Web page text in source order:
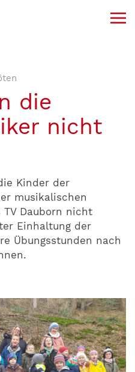
die
nicht
Kinder der
musikalischen
TV Dauborn nicht
Einhaltung der
Übungsstunden nach